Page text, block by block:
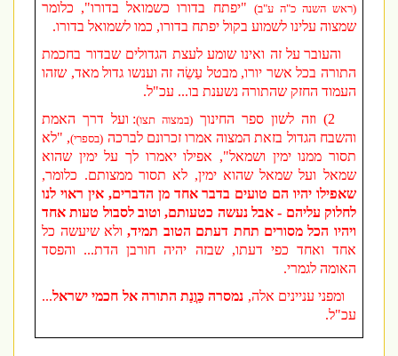
(ראש השנה כ"ה ע"ב)"יפתח בדורו כשמואל בדורו", כלומר
שמצוה עלינו לשמוע בקול יפתח בדורו, כמו לשמואל בדורו.
והעובר על זה ואינו שומע לעצת הגדולים שבדור בחכמת
התורה בכל אשר יורו, מבטל עַשֵׂה זה וענשו גדול מאד, שזהו
העמוד החזק שהתורה נשענת בו... עכ"ל.
(במצוה תצו): ועל דרך האמת
והשבח הגדול בזאת המצוה אמרו זכרונם לברכה(בספרי), "לא
תסור ממנו ימין ושמאל", אפילו יאמרו לך על ימין שהוא
שמאל ועל שמאל שהוא ימין, לא תסור ממצותם. כלומר,
שאפילו יהיו הם טועים בדבר אחד מן הדברים, אין ראוי לנו
לחלוק עליהם - אבל נעשה כטעותם, וטוב לסבול טעות אחד
ויהיו הכל מסורים תחת דעתם הטוב תמיד,ולא שיעשה כל
אחד ואחד כפי דעתו, שבזה יהיה חורבן הדת... והפסד
האומה לגמרי.
ומפני עניינים אלה,נמסרה כַּוֲנַת התורה אל חכמי ישראל...
עכ"ל.